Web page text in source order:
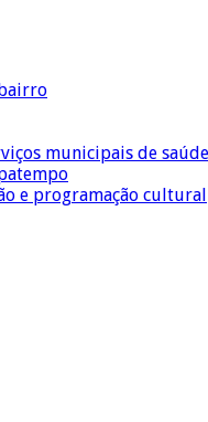
municipais de saúde
e programação cultural